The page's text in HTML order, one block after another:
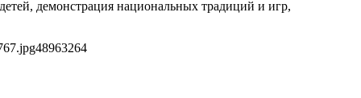
демонстрация национальных традиций и игр,
48963264